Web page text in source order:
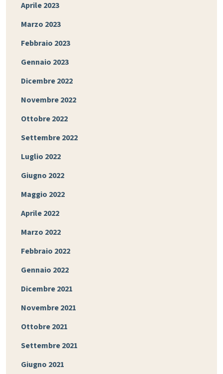
Aprile 2023
Marzo 2023
Febbraio 2023
Gennaio 2023
Dicembre 2022
Novembre 2022
Ottobre 2022
Settembre 2022
Luglio 2022
Giugno 2022
Maggio 2022
Aprile 2022
Marzo 2022
Febbraio 2022
Gennaio 2022
Dicembre 2021
Novembre 2021
Ottobre 2021
Settembre 2021
Giugno 2021